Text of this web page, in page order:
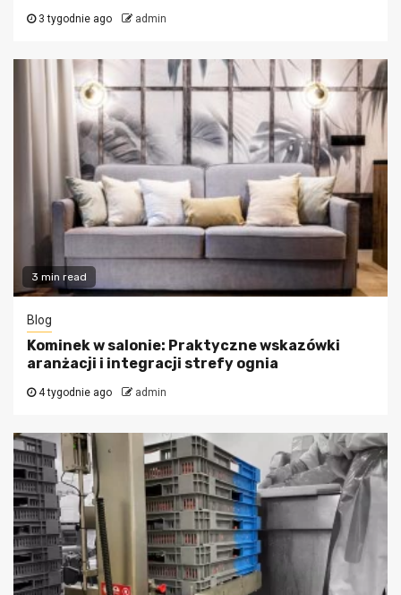
3 tygodnie ago admin
3 min read
Blog
Kominek w salonie: Praktyczne wskazówki
aranżacji i integracji strefy ognia
4 tygodnie ago admin